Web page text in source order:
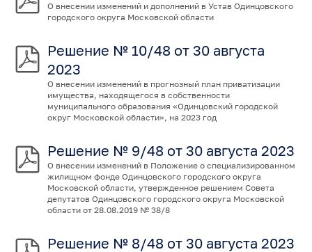
О внесении изменений и дополнений в Устав Одинцовского
городского округа Московской области
Решение № 10/48 от 30 августа
2023
О внесении изменений в прогнозный план приватизации
имущества, находящегося в собственности
муниципального образования «Одинцовский городской
округ Московской области», на 2023 год
Решение № 9/48 от 30 августа 2023
О внесении изменений в Положение о специализированном
жилищном фонде Одинцовского городского округа
Московской области, утвержденное решением Совета
депутатов Одинцовского городского округа Московской
области от 28.08.2019 № 38/8
Решение № 8/48 от 30 августа 2023